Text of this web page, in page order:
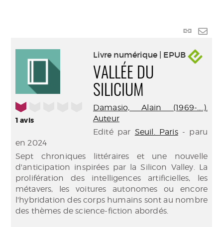
Lien
1/5
1avis
Livre numérique | EPUB
VALLÉE DU
SILICIUM
Damasio, Alain (1969-....).
Auteur
Edité par Seuil. Paris- paru
en 2024
Sept chroniques littéraires et une nouvelle
d'anticipation inspirées par la Silicon Valley. La
prolifération des intelligences artificielles, les
métavers, les voitures autonomes ou encore
l'hybridation des corps humains sont au nombre
des thèmes de science-fiction abordés.